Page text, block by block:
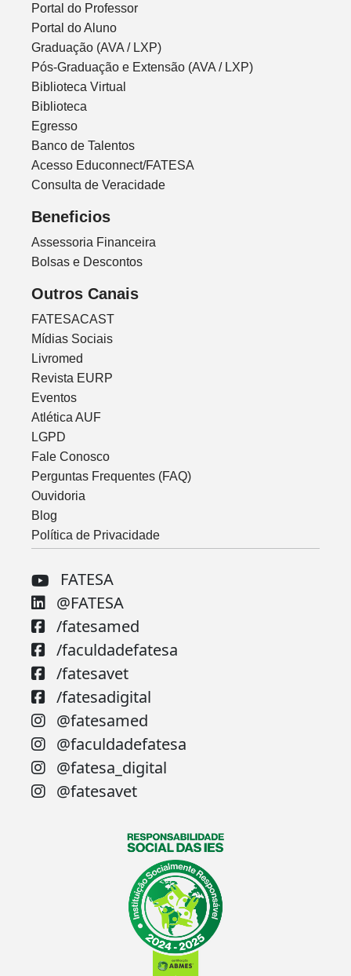
Portal do Professor
Portal do Aluno
Graduação (AVA / LXP)
Pós-Graduação e Extensão (AVA / LXP)
Biblioteca Virtual
Biblioteca
Egresso
Banco de Talentos
Acesso Educonnect/FATESA
Consulta de Veracidade
Beneficios
Assessoria Financeira
Bolsas e Descontos
Outros Canais
FATESACAST
Mídias Sociais
Livromed
Revista EURP
Eventos
Atlética AUF
LGPD
Fale Conosco
Perguntas Frequentes (FAQ)
Ouvidoria
Blog
Política de Privacidade
FATESA
@FATESA
/fatesamed
/faculdadefatesa
/fatesavet
/fatesadigital
@fatesamed
@faculdadefatesa
@fatesa_digital
@fatesavet